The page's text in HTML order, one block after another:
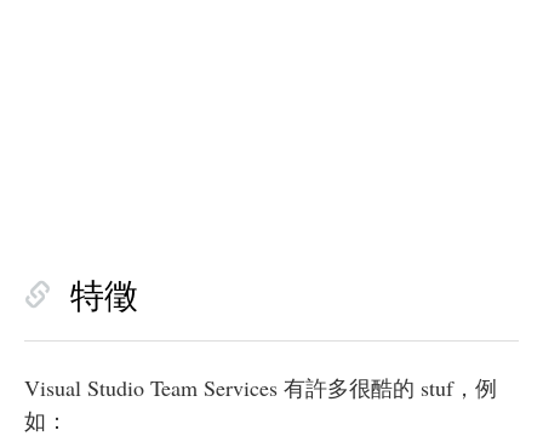
特徵
Visual Studio Team Services 有許多很酷的 stuf，例
如：